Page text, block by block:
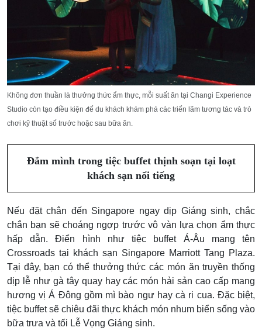
Không đơn thuần là thưởng thức ẩm thực, mỗi suất ăn tại Changi Experience
Studio còn tạo điều kiện để du khách khám phá các triển lãm tương tác và trò
chơi kỹ thuật số trước hoặc sau bữa ăn.
Đắm mình trong tiệc buffet thịnh soạn tại loạt
khách sạn nổi tiếng
Nếu đặt chân đến Singapore ngay dịp Giáng sinh, chắc
chắn bạn sẽ choáng ngợp trước vô vàn lựa chọn ẩm thực
hấp dẫn.Điển hình như tiệc buffet Á-Âu mang tên
Crossroads tại khách sạn Singapore Marriott Tang Plaza.
Tại đây, bạn có thể thưởng thức các món ăn truyền thống
dịp lễ như gà tây quay hay các món hải sản cao cấp mang
hương vị Á Đông gồm mì bào ngư hay cà ri cua. Đặc biệt,
tiệc buffet sẽ chiêu đãi thực khách món nhum biển sống vào
bữa trưa và tối Lễ Vọng Giáng sinh.